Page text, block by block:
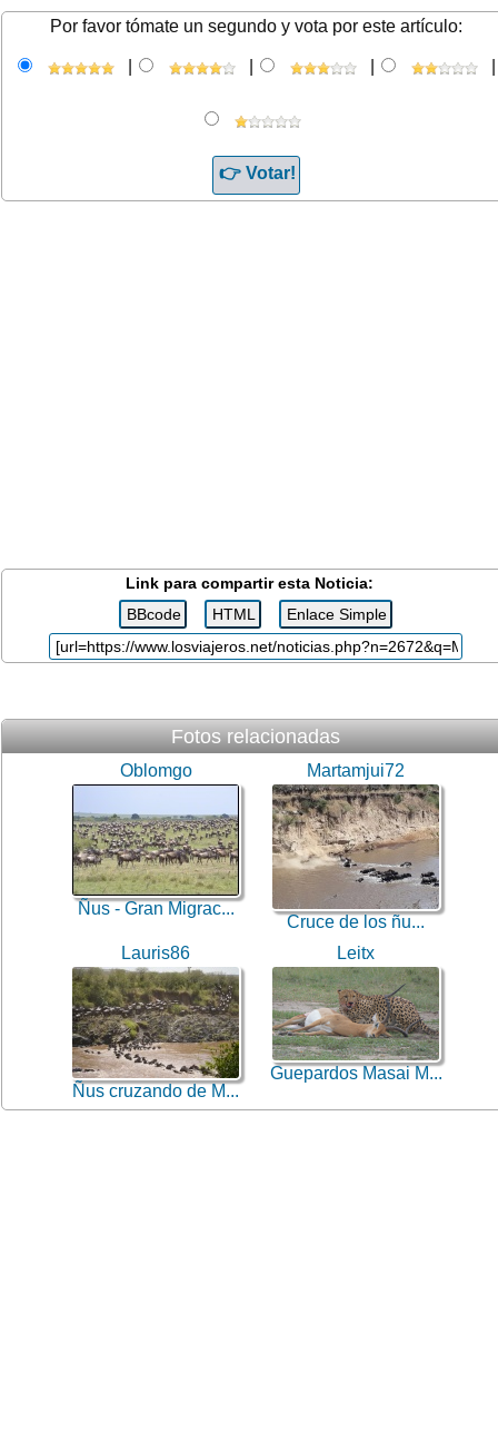
Por favor tómate un segundo y vota por este artículo:
Link para compartir esta Noticia:
Fotos relacionadas
Oblomgo
Ñus - Gran Migrac...
Martamjui72
Cruce de los ñu...
Lauris86
Ñus cruzando de M...
Leitx
Guepardos Masai M...